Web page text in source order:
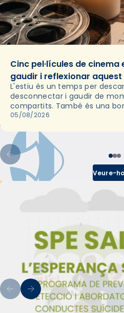
Cinc pel·lícules de
gaudir i reflexionar aquest
L'estiu és un temps per
desconnectar i gaudir de
compartits. També és una
deixar-se portar per una bona
05/08/2026
Veure-